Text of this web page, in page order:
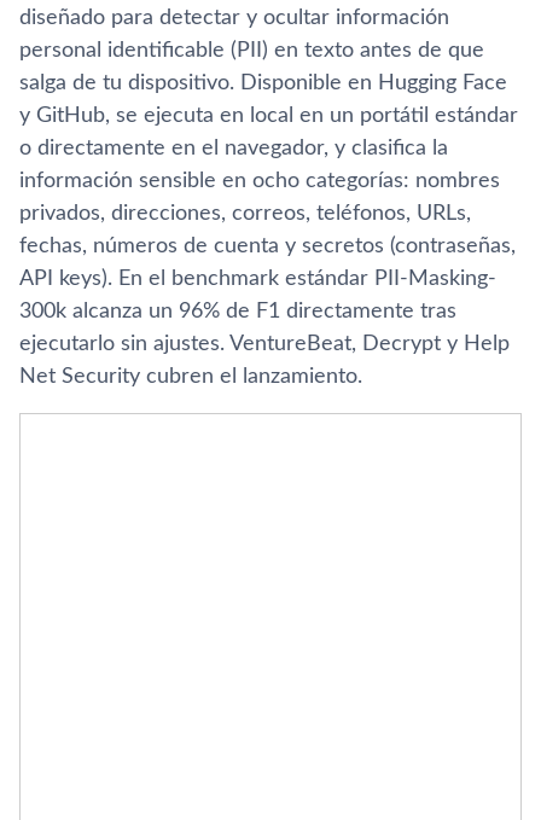
diseñado para detectar y ocultar información
personal identificable (PII) en texto antes de que
salga de tu dispositivo. Disponible en Hugging Face
y GitHub, se ejecuta en local en un portátil estándar
o directamente en el navegador, y clasifica la
información sensible en ocho categorías: nombres
privados, direcciones, correos, teléfonos, URLs,
fechas, números de cuenta y secretos (contraseñas,
API keys). En el benchmark estándar PII-Masking-
300k alcanza un 96% de F1 directamente tras
ejecutarlo sin ajustes. VentureBeat, Decrypt y Help
Net Security cubren el lanzamiento.